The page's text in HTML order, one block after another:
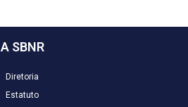
A SBNR
Diretoria
Estatuto